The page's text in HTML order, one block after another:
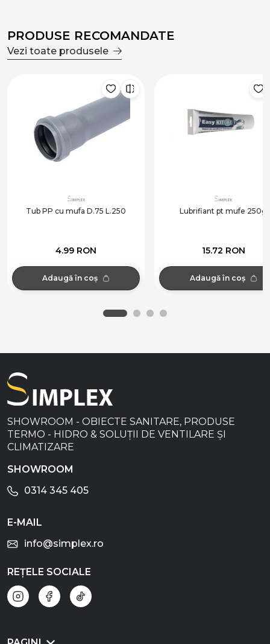
PRODUSE RECOMANDATE
Vezi toate produsele
Tub PP cu mufa D.75 L.250
4.99 RON
Adaugă în coș
Lubrifiant pt mufe 250g
15.72 RON
Adaugă în coș
SHOWROOM - OBIECTE SANITARE, PRODUSE
TERMO - HIDRO & SOLUȚII DE VENTILARE ȘI
CLIMATIZARE
SHOWROOM
0314 345 405
E-MAIL
info@simplex.ro
REȚELE SOCIALE